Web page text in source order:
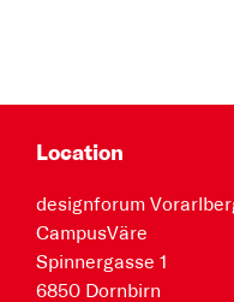
Location
designforum
CampusVäre
Spinnergasse 1
6850 Dornbirn